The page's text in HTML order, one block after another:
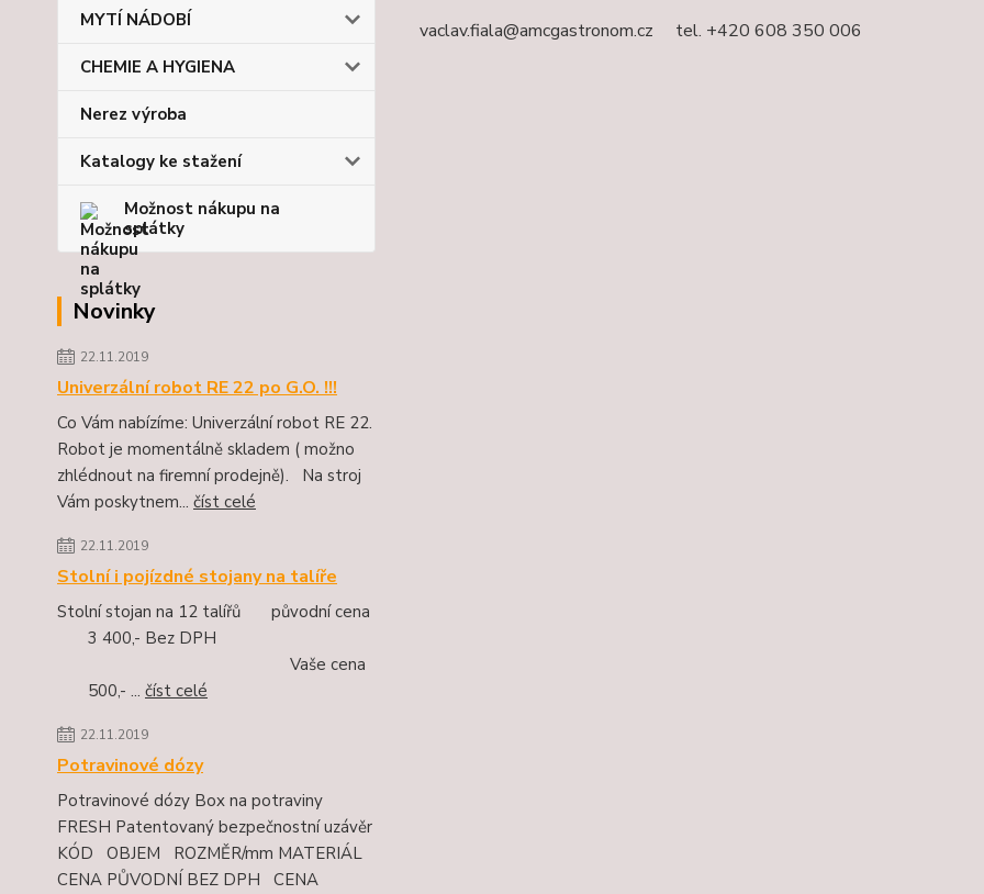
MYTÍ NÁDOBÍ
CHEMIE A HYGIENA
Nerez výroba
Katalogy ke stažení
Možnost nákupu na
splátky
Novinky
22.11.2019
Univerzální robot RE 22 po G.O. !!!
Co Vám nabízíme: Univerzální robot RE 22.
Robot je momentálně skladem ( možno
zhlédnout na firemní prodejně). Na stroj
Vám poskytnem... číst celé
22.11.2019
Stolní i pojízdné stojany na talíře
Stolní stojan na 12 talířů původní cena
3 400,- Bez DPH
Vaše cena
500,- ... číst celé
22.11.2019
Potravinové dózy
Potravinové dózy Box na potraviny
FRESH Patentovaný bezpečnostní uzávěr
KÓD OBJEM ROZMĚR/mm MATERIÁL
CENA PŮVODNÍ BEZ DPH CENA
vaclav.fiala@amcgastronom.cz tel. +420 608 350 006